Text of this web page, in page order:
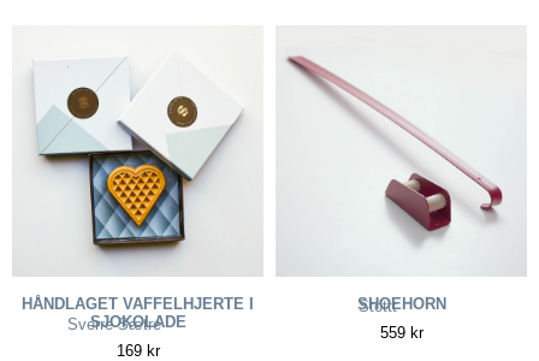
HÅNDLAGET VAFFELHJERTE I
SJOKOLADE
169 kr
Sverre Sætre
SHOEHORN
559 kr
Stöttt